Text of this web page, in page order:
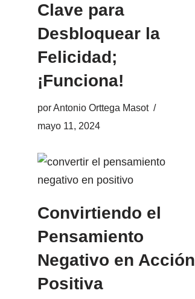
Clave para
Desbloquear la
Felicidad;
¡Funciona!
porAntonio Orttega Masot
mayo 11, 2024
Convirtiendo el
Pensamiento
Negativo en Acción
Positiva